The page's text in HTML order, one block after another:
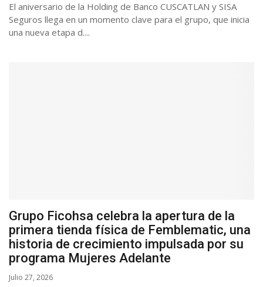
El aniversario de la Holding de Banco CUSCATLAN y SISA
Seguros llega en un momento clave para el grupo, que inicia
una nueva etapa d....
Grupo Ficohsa celebra la apertura de la
primera tienda física de Femblematic, una
historia de crecimiento impulsada por su
programa Mujeres Adelante
Julio 27, 2026